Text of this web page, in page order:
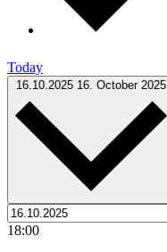
Today
16.10.2025 16. October 2025
18:00